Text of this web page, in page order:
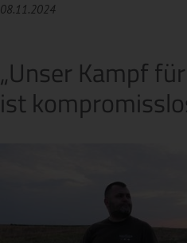
08.11.2024
„Unser Kampf
ist